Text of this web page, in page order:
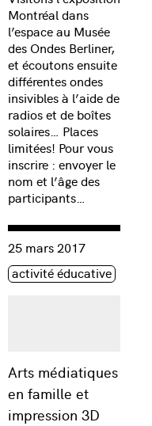
Montréal dans
l’espace au Musée
des Ondes Berliner,
et écoutons ensuite
différentes ondes
insivibles à l’aide de
radios et de boîtes
solaires… Places
limitées! Pour vous
inscrire : envoyer le
nom et l’âge des
participants…
Arts médiatiques
en famille et
impression 3D
Consulter « Arts
25 mars 2017
Étiquette(s)
activité éducative